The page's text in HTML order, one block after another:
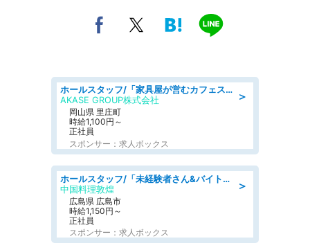
＞
ホールスタッフ/「家具屋が営むカフェスタッフ!」週2日～OK!嬉しいまかない付き/岡山県/浅口郡里庄町
AKASE GROUP株式会社
岡山県 里庄町
時給1,100円～
正社員
スポンサー：求人ボックス
＞
ホールスタッフ/「未経験者さん&バイトデビューも大歓迎」残業ほぼなし×1日3時間〜勤務OK!フォロー体制も充実/広島県/広島市南区
中国料理敦煌
広島県 広島市
時給1,150円～
正社員
スポンサー：求人ボックス